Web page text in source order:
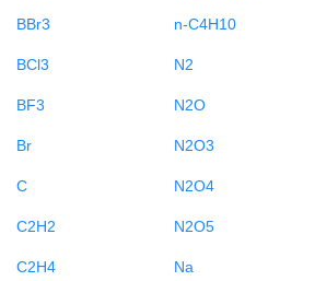
BBr3
BCl3
BF3
Br
C
C2H2
C2H4
n-C4H10
N2
N2O
N2O3
N2O4
N2O5
Na